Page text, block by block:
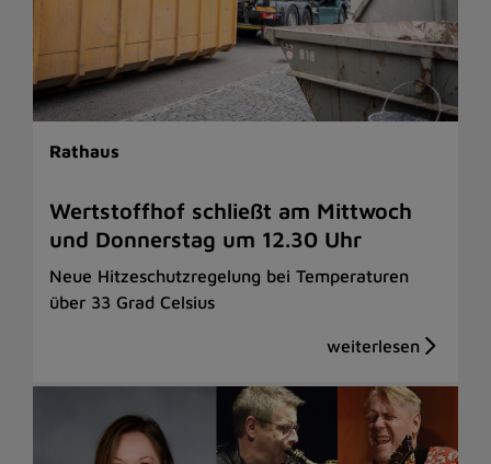
Rathaus
Wertstoffhof schließt am Mittwoch
und Donnerstag um 12.30 Uhr
Neue Hitzeschutzregelung bei Temperaturen
über 33 Grad Celsius